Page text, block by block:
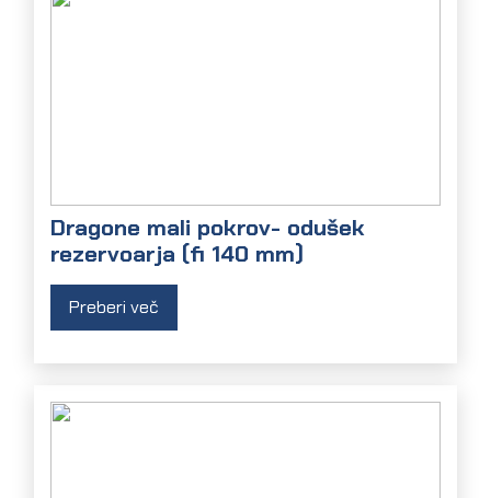
Dragone mali pokrov- odušek
rezervoarja (fi 140 mm)
Preberi več